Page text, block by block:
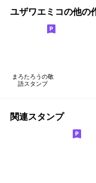
ユザワエミコの他の
まろたろうの敬
語スタンプ
関連スタンプ